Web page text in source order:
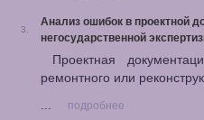
3.
Анализ ошибок в проектной
негосударственной
Проектная
ремонтного или
...
подробнее